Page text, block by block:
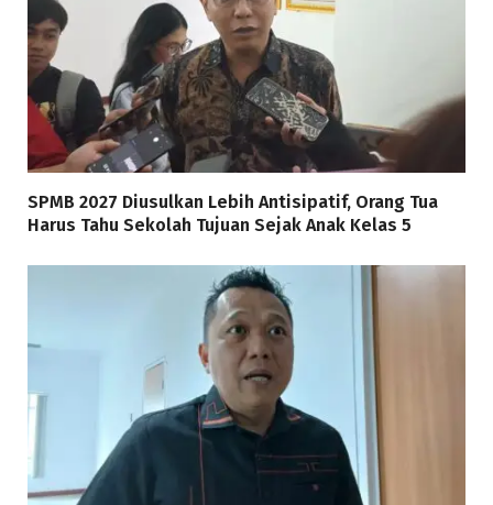
SPMB 2027 Diusulkan Lebih Antisipatif, Orang Tua
Harus Tahu Sekolah Tujuan Sejak Anak Kelas 5